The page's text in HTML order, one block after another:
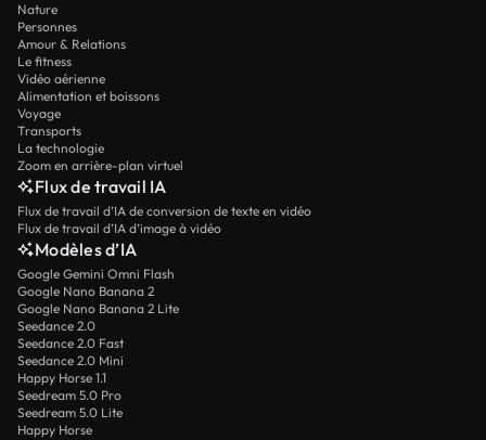
Nature
Personnes
Amour & Relations
Le fitness
Vidéo aérienne
Alimentation et boissons
Voyage
Transports
La technologie
Zoom en arrière-plan virtuel
Flux de travail IA
Flux de travail d’IA de conversion de texte en vidéo
Flux de travail d’IA d’image à vidéo
Modèles d’IA
Google Gemini Omni Flash
Google Nano Banana 2
Google Nano Banana 2 Lite
Seedance 2.0
Seedance 2.0 Fast
Seedance 2.0 Mini
Happy Horse 1.1
Seedream 5.0 Pro
Seedream 5.0 Lite
Happy Horse